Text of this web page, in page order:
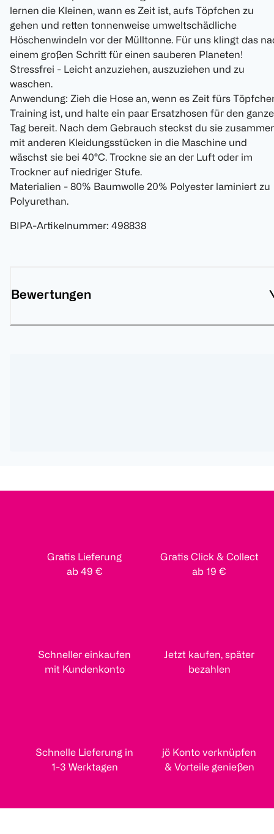
lernen die Kleinen, wann es Zeit ist, aufs Töpfchen zu
gehen und retten tonnenweise umweltschädliche
Höschenwindeln vor der Mülltonne. Für uns klingt das
einem großen Schritt für einen sauberen Planeten!
Stressfrei - Leicht anzuziehen, auszuziehen und zu
waschen.
Anwendung: Zieh die Hose an, wenn es Zeit fürs
Training ist, und halte ein paar Ersatzhosen für den
Tag bereit. Nach dem Gebrauch steckst du sie
mit anderen Kleidungsstücken in die Maschine und
wäschst sie bei 40°C. Trockne sie an der Luft oder im
Trockner auf niedriger Stufe.
Materialien - 80% Baumwolle 20% Polyester laminiert zu
Polyurethan.
BIPA-Artikelnummer: 498838
Bewertungen
Gratis Lieferung
ab 49 €
Gratis Click & Collect
ab 19 €
Schneller einkaufen
mit Kundenkonto
Jetzt kaufen, später
bezahlen
Schnelle Lieferung in
1-3 Werktagen
jö Konto verknüpfen
& Vorteile genießen